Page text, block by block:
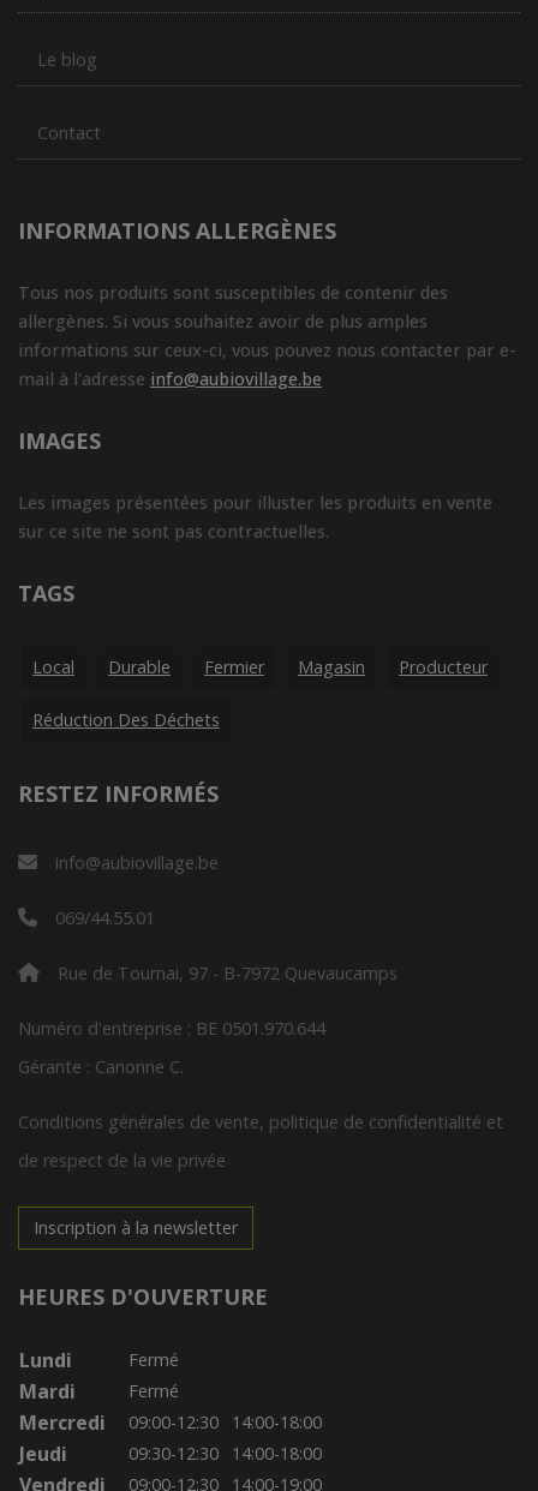
Le blog
Contact
INFORMATIONS ALLERGÈNES
Tous nos produits sont susceptibles de contenir des
allergènes. Si vous souhaitez avoir de plus amples
informations sur ceux-ci, vous pouvez nous contacter par e-
mail à l'adresse info@aubiovillage.be
IMAGES
Les images présentées pour illuster les produits en vente
sur ce site ne sont pas contractuelles.
TAGS
Local Durable Fermier Magasin Producteur
Réduction Des Déchets
RESTEZ INFORMÉS
info@aubiovillage.be
069/44.55.01
Rue de Tournai, 97 - B-7972 Quevaucamps
Numéro d'entreprise : BE 0501.970.644
Gérante : Canonne C.
Conditions générales de vente, politique de confidentialité et
de respect de la vie privée
Inscription à la newsletter
HEURES D'OUVERTURE
Lundi Fermé
Mardi Fermé
Mercredi 09:00-12:30 14:00-18:00
Jeudi 09:30-12:30 14:00-18:00
Vendredi 09:00-12:30 14:00-19:00